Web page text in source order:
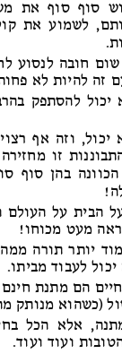
סוף סוף את
לשמוע את
שום חובה לנסוע
זה להיות לא
יכול להסתפק
יכול, וזה אף
זו
בהן סוף
הבית על העולם
מעט מכוחו!
יותר תורה
לעבוד מביתו.
הם מתנת
(כשהוא מנותק
אלא הכל
ועוד ועוד.